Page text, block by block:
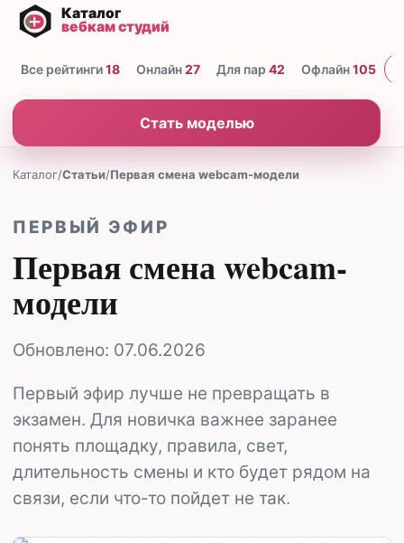
Все рейтинги18 Онлайн27 Для пар 42 Офлайн105
Стать моделью
Каталог/Статьи/Первая смена webcam-модели
ПЕРВЫЙ ЭФИР
Первая смена webcam-
модели
Обновлено: 07.06.2026
Первый эфир лучше не превращать в
экзамен. Для новичка важнее заранее
понять площадку, правила, свет,
длительность смены и кто будет рядом на
связи, если что-то пойдет не так.